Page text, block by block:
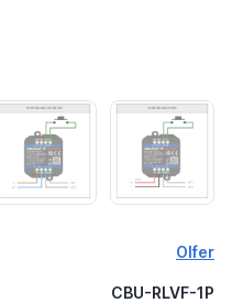
Olfer
CBU-RLVF-1P